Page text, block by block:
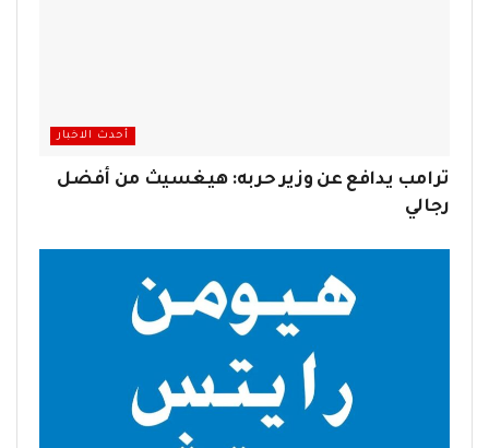
أحدث الاخبار
ترامب يدافع عن وزير حربه: هيغسيث من أفضل
رجالي